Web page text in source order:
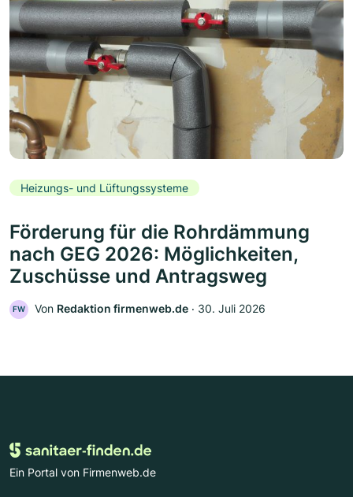
Heizungs- und Lüftungssysteme
Förderung für die Rohrdämmung
nach GEG 2026: Möglichkeiten,
Zuschüsse und Antragsweg
FW Von Redaktion firmenweb.de ‧ 30. Juli 2026
Ein Portal von Firmenweb.de